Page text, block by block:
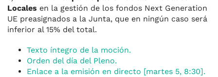
Locales en la gestión de los fondos Next Generation
UE preasignados a la Junta, que en ningún caso será
inferior al 15% del total.
Texto íntegro de la moción.
Orden del día del Pleno.
Enlace a la emisión en directo [martes 5, 8:30].